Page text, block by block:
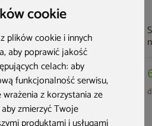
cookie
plików cookie i innych
aby poprawić jakość
celach:aby
funkcjonalność serwisu,
z korzystania ze
aby zmierzyć Twoje
fińska
Nordum
KORZYSTNIE
Sauna fińska Leil®
Saunas Como 4-